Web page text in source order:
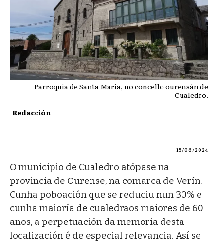
Parroquia de Santa María, no concello ourensán de
Cualedro.
Redacción
15/06/2024
O municipio de Cualedro atópase na
provincia de Ourense, na comarca de Verín.
Cunha poboación que se reduciu nun 30% e
cunha maioría de cualedraos maiores de 60
anos, a perpetuación da memoria desta
localización é de especial relevancia. Así se